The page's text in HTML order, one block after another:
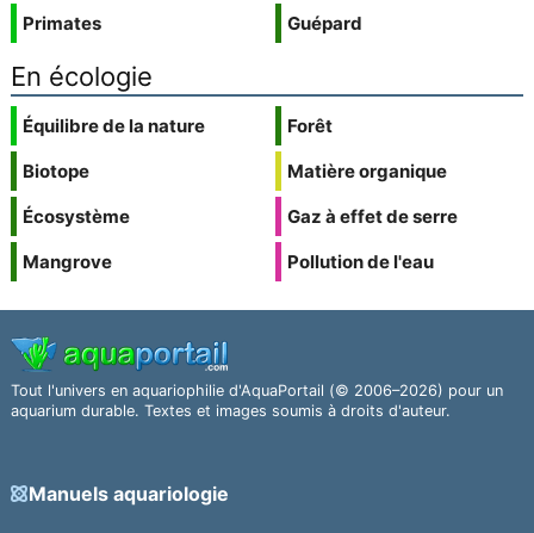
Primates
Guépard
En écologie
Équilibre de la nature
Biotope
Écosystème
Mangrove
Forêt
Matière organique
Gaz à effet de serre
Pollution de l'eau
Tout l'univers en aquariophilie d'AquaPortail (© 2006–2026) pour un
aquarium durable. Textes et images soumis à droits d'auteur.
Manuels aquariologie